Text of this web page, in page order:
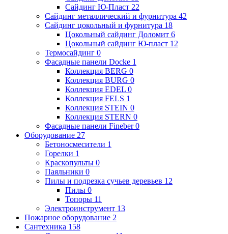
Сайдинг Ю-Пласт 22
Сайдинг металлический и фурнитура 42
Сайдинг цокольный и фурнитура 18
Цокольный сайдинг Доломит 6
Цокольный сайдинг Ю-пласт 12
Термосайдинг 0
Фасадные панели Docke 1
Коллекция BERG 0
Коллекция BURG 0
Коллекция EDEL 0
Коллекция FELS 1
Коллекция STEIN 0
Коллекция STERN 0
Фасадные панели Fineber0
Оборудование 27
Бетоносмесители 1
Горелки 1
Краскопульты 0
Паяльники 0
Пилы и подрезка сучьев деревьев 12
Пилы 0
Топоры 11
Электроинструмент 13
Пожарное оборудование 2
Сантехника 158